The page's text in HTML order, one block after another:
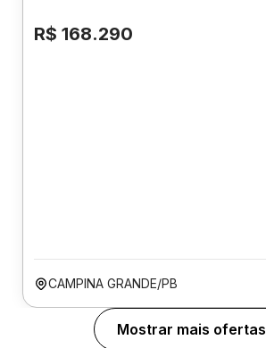
R$ 168.290
CAMPINA GRANDE/PB
Mostrar mais ofertas